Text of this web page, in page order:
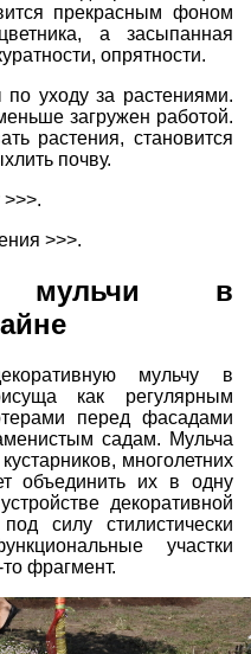
прекрасным фоном
а засыпанная
опрятности.
уходу за растениями.
загружен работой.
растения, становится
почву.
>>>.
мульчи в
мульчу в
как регулярным
перед фасадами
садам. Мульча
многолетних
объединить их в одну
декоративной
силу стилистически
участки
фрагмент.